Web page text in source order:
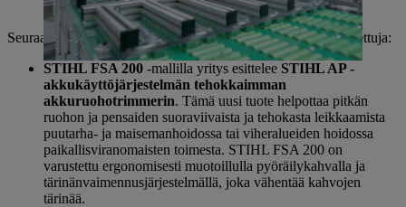
Seuraavat tuotteet ovat muun muassa ammattikäyttöön tarkoitettuja:
STIHL FSA 200 -mallilla yritys esittelee STIHL AP -
akkukäyttöjärjestelmän tehokkaimman
akkuruohotrimmerin. Tämä uusi tuote helpottaa pitkän
ruohon ja pensaiden suoraviivaista ja tehokasta leikkaamista
puutarha- ja maisemanhoidossa tai viheralueiden hoidossa
paikallisviranomaisten toimesta. STIHL FSA 200 on
varustettu ergonomisesti muotoillulla pyöräilykahvalla ja
tärinänvaimennusjärjestelmällä, joka vähentää kahvojen
tärinää.